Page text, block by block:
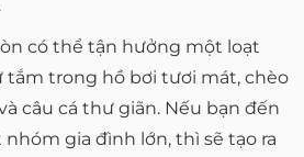
có thể tận hưởng một loạt
tắm trong hồ bơi tươi mát, chèo
câu cá thư giãn. Nếu bạn đến
gia đình lớn, thì sẽ tạo ra